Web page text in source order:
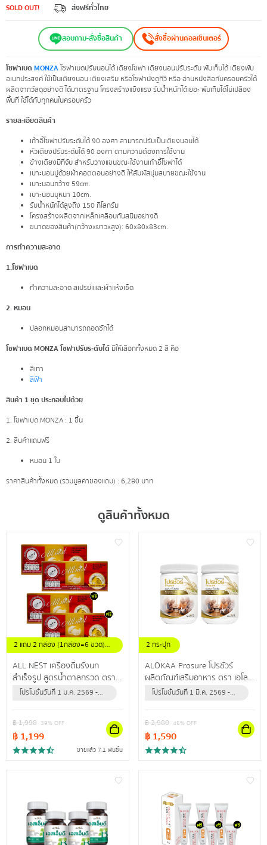
SOLD OUT! ส่งฟรีทั่วไทย
สอบถาม-สั่งซื้อสินค้า สั่งซื้อผ่านคอลเซ็นเตอร์
โซฟาเบด MONZAโซฟาเบดปรับนอนได้ เตียงโซฟา เตียงนอนปรับระดับ พับเก็บได้ เตียงพับ
อเนกประสงค์ ใช้เป็นเตียงนอน เตียงเสริม หรือโซฟานั่งดูทีวี หรือ อ่านหนังสือกับครอบครัวได้
ผลิตจากวัสดุอย่างดี ได้มาตรฐาน โครงสร้างแข็งแรง รับน้ำหนักได้เยอะ พับเก็บได้ไม่เปลือง
พื้นที่ ใช้ได้กับทุกคนในครอบครัว
รายละเอียดสินค้า
เก้าอี้โซฟาปรับระดับได้ 90 องศา สามารถปรับเป็นเตียงนอนได้
หัวเตียงปรับระดับได้ 90 องศา ตามความต้องการใช้งาน
ข้างเตียงมีที่จับ สำหรับวางแขนขณะใช้งานเก้าอี้โซฟาได้
เบาะนอนปูด้วยผ้าคอตตอนอย่างดี ให้สัมผัสนุ่มสบายขณะใช้งาน
เบาะนอนกว้าง 59cm.
เบาะนอนบุหนา 10cm.
รับน้ำหนักได้สูงถึง 150 กิโลกรัม
โครงสร้างผลิตจากเหล็กเคลือบกันสนิมอย่างดี
ขนาดของสินค้า(กว้างxยาวxสูง): 60x80x83cm.
การทำความสะอาด
1.โซฟาเบด
ทำความสะอาด สเปรย์แและผ้าแห้งเช็ด
2. หมอน
ปลอกหมอนสามารถถอดซักได้
โซฟาเบด MONZA โซฟาปรับระดับได้ มีให้เลือกทั้งหมด 2 สี คือ
สีเทา
สีฟ้า
สินค้า 1 ชุด ประกอบไปด้วย
1. โซฟาเบด MONZA : 1 ชิ้น
2. สินค้าแถมฟรี
หมอน 1 ใบ
ราคาสินค้าทั้งหมด (รวมมูลค่าของแถม) : 6,280 บาท
ดูสินค้าทั้งหมด
2 แถม 2 กล่อง (1กล่อง=6 ขวด)
ขนาดขวดละ 42 มล.
ALL NEST เครื่องดื่มรังนก
สำเร็จรูป สูตรน้ำตาลกรวด ตรา
ออลล์เนสท์ คัดสรรรังนกแท้
โปรโมชั่นวันที่ 1 ม.ค. 2569 -
฿1,998 39% OFF
฿1,199
ขายแล้ว 7.1 พันชิ้น
2 กระปุก
ALOKAA Prosure โปรชัวร์
ผลิตภัณฑ์เสริมอาหาร ตรา เอโล
ค่า โปรตีนช่วยเสริมสร้างกล้าม
โปรโมชั่นวันที่ 1 มี.ค. 2569 -
฿2,980 46% OFF
฿1,590